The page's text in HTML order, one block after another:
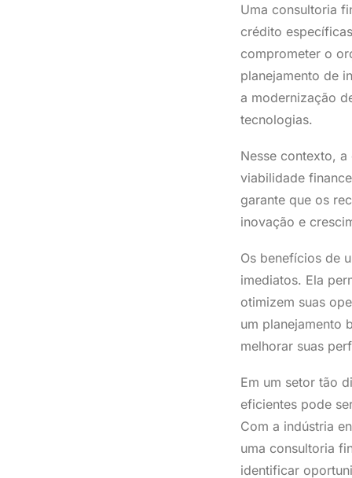
Uma consultoria
crédito
comprometer o
planejamento de
a modernização
tecnologias.
Nesse contexto,
viabilidade
garante que os
inovação e
Os benefícios de
imediatos. Ela
otimizem suas
um planejamento
melhorar suas
Em um setor tão
eficientes pode
Com a indústria
uma consultoria
identificar